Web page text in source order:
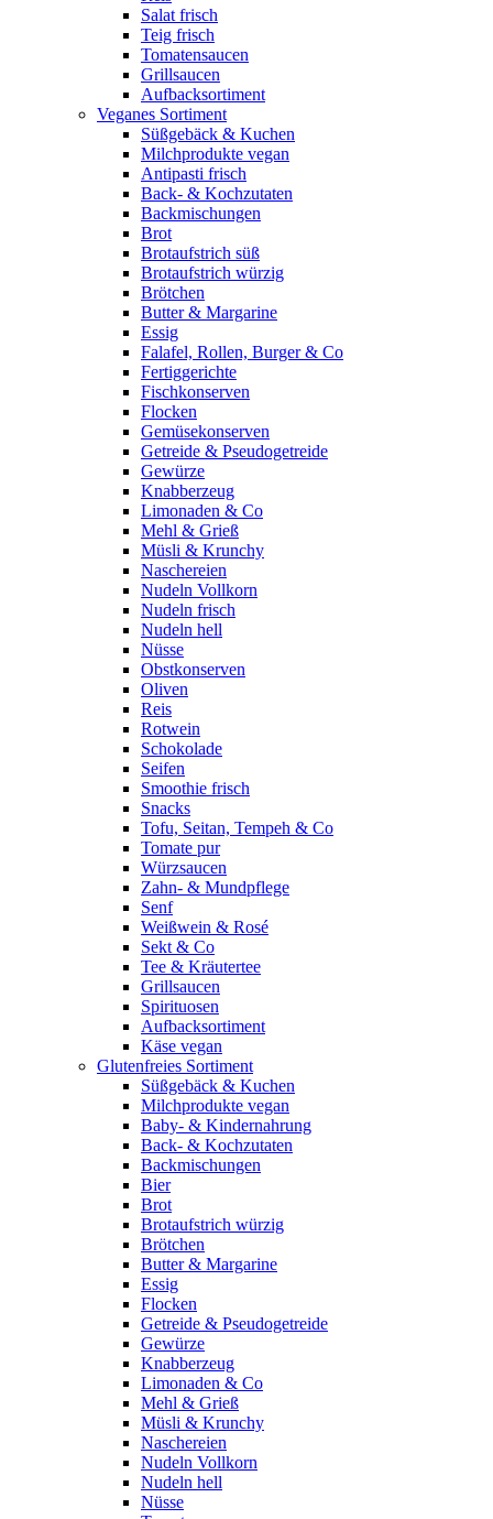
Salat frisch
Teig frisch
Tomatensaucen
Grillsaucen
Aufbacksortiment
Veganes Sortiment
Süßgebäck & Kuchen
Milchprodukte vegan
Antipasti frisch
Back- & Kochzutaten
Backmischungen
Brot
Brotaufstrich süß
Brotaufstrich würzig
Brötchen
Butter & Margarine
Essig
Falafel, Rollen, Burger & Co
Fertiggerichte
Fischkonserven
Flocken
Gemüsekonserven
Getreide & Pseudogetreide
Gewürze
Knabberzeug
Limonaden & Co
Mehl & Grieß
Müsli & Krunchy
Naschereien
Nudeln Vollkorn
Nudeln frisch
Nudeln hell
Nüsse
Obstkonserven
Oliven
Reis
Rotwein
Schokolade
Seifen
Smoothie frisch
Snacks
Tofu, Seitan, Tempeh & Co
Tomate pur
Würzsaucen
Zahn- & Mundpflege
Senf
Weißwein & Rosé
Sekt & Co
Tee & Kräutertee
Grillsaucen
Spirituosen
Aufbacksortiment
Käse vegan
Glutenfreies Sortiment
Süßgebäck & Kuchen
Milchprodukte vegan
Baby- & Kindernahrung
Back- & Kochzutaten
Backmischungen
Bier
Brot
Brotaufstrich würzig
Brötchen
Butter & Margarine
Essig
Flocken
Getreide & Pseudogetreide
Gewürze
Knabberzeug
Limonaden & Co
Mehl & Grieß
Müsli & Krunchy
Naschereien
Nudeln Vollkorn
Nudeln hell
Nüsse